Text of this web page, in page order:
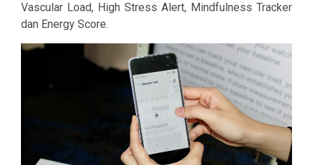
Vascular Load, High Stress Alert, Mindfulness Tracker
dan Energy Score.